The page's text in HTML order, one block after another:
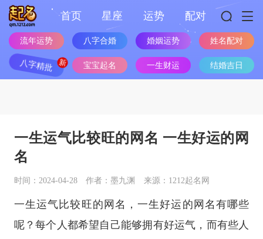
首页 星座 运势 配对
流年运势 八字合婚 婚姻运势 姓名配对
八字精批 宝宝起名 一生财运 结婚吉日
一生运气比较旺的网名 一生好运的网
名
时间：2024-04-28 作者：墨九渊 来源：1212起名网
一生运气比较旺的网名，一生好运的网名有哪些
呢？每个人都希望自己能够拥有好运气，而有些人